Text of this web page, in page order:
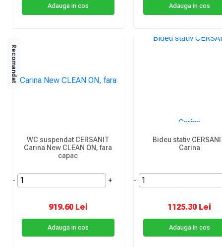
Adauga in cos Adauga in cos
Recomandat
WC suspendat CERSANIT
Carina New CLEAN ON, fara
capac
- +
919.60 Lei
Adauga in cos
Bideu stativ
Carina
-
1125.30 Lei
Adauga in cos